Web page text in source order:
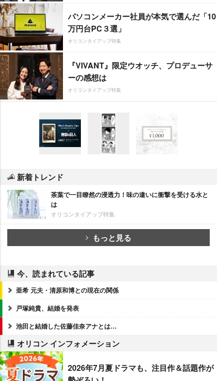
パソコンメーカー社員が本気で選んだ「10
万円台PC３選」
オリコンタイアップ特集
『VIVANT』限定ウオッチ、プロデューサ
ーの感想は
オリコンタイアップ特集
新着トレンド
茶葉で一目瞭然の浸透力！味の違いに衝撃を受ける水と
は
オリコンタイアップ特集
もっと見る
今、読まれている記事
亜希 元夫・清原和博との現在の関係
戸塚純貴、結婚を発表
池田と結婚した佐藤佳奈アナとは…
オリコン インフォメーション
2026年7月夏ドラマも、注目作＆話題作が